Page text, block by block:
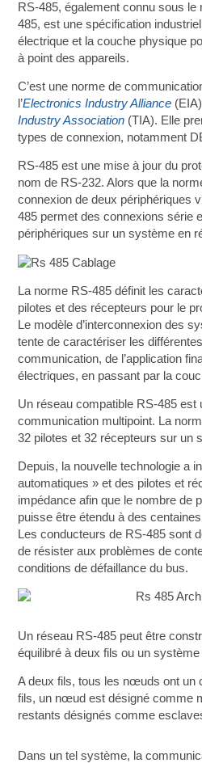
RS-485, également connu sous le
485, est une spécification
électrique et la couche physique
à point des appareils.
C’est une norme de
l’Electronics Industry Alliance
Industry Association (TIA). Elle
types de connexion, notamment
RS-485 est une mise à jour du
nom de RS-232. Alors que la
connexion de deux périphériques
485 permet des connexions série
périphériques sur un système en
La norme RS-485 définit les
pilotes et des récepteurs pour le
Le modèle d’interconnexion des
tente de caractériser les
communication, de l’application
électriques, en passant par la
Un réseau compatible RS-485 est
communication multipoint. La
32 pilotes et 32 récepteurs sur un
Depuis, la nouvelle technologie a
automatiques » et des pilotes et
impédance afin que le nombre de
puisse être étendu à des
Les conducteurs de RS-485 sont
de résister aux problèmes de
conditions de défaillance du bus.
Un réseau RS-485 peut être
équilibré à deux fils ou un système
A deux fils, tous les nœuds ont un
fils, un nœud est désigné comme
restants désignés comme
Dans un tel système, la